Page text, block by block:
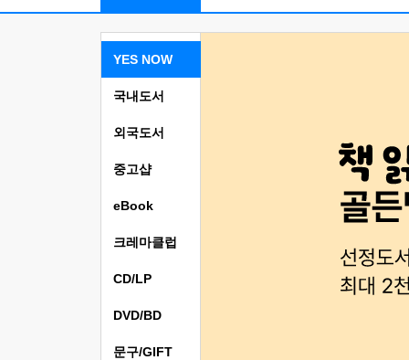
YES NOW
국내도서
외국도서
중고샵
eBook
크레마클럽
CD/LP
DVD/BD
문구/GIFT